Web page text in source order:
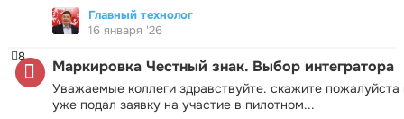
Главный технолог
16 января '26
Маркировка Честный знак. Выбор интегратора
Уважаемые коллеги здравствуйте. скажите пожалуйста
уже подал заявку на участие в пилотном...
8